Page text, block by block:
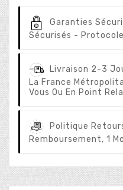
Garanties
Sécurisés -
Livraison 2-3
La France
Vous Ou En Point
Politique
Remboursement, 1